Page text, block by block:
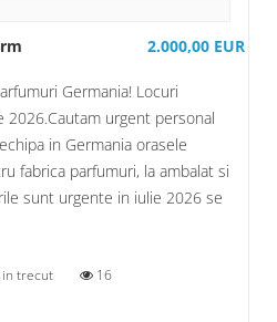
2.000,00 EUR
Germania! Locuri
2026.Cautam urgent personal
in Germania orasele
fabrica parfumuri, la ambalat si
sunt urgente in iulie 2026 se
in trecut
16